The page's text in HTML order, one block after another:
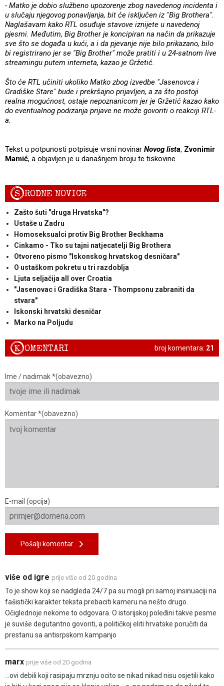
- Matko je dobio službeno upozorenje zbog navedenog incidenta i
u slučaju njegovog ponavljanja, bit će isključen iz "Big Brothera".
Naglašavam kako RTL osuđuje stavove iznijete u navedenoj
pjesmi. Međutim, Big Brother je koncipiran na način da prikazuje
sve što se događa u kući, a i da pjevanje nije bilo prikazano, bilo
bi registrirano jer se "Big Brother" može pratiti i u 24-satnom live
streamingu putem interneta, kazao je Gržetić.
Što će RTL učiniti ukoliko Matko zbog izvedbe "Jasenovca i
Gradiške Stare" bude i prekršajno prijavljen, a za što postoji
realna mogućnost, ostaje nepoznanicom jer je Gržetić kazao kako
do eventualnog podizanja prijave ne može govoriti o reakciji RTL-
a.
Tekst u potpunosti potpisuje vrsni novinar Novog lista, Zvonimir
Mamić, a objavljen je u današnjem broju te tiskovine
SRODNE NOVICE
Zašto šuti "druga Hrvatska"?
Ustaše u Zadru
Homoseksualci protiv Big Brother Beckhama
Cinkamo - Tko su tajni natjecatelji Big Brothera
Otvoreno pismo "Iskonskog hrvatskog desničara"
O ustaškom pokretu u tri razdoblja
Ljuta seljačija all over Croatia
"Jasenovac i Gradiška Stara - Thompsonu zabraniti da
stvara"
Iskonski hrvatski desničar
Marko na Poljudu
broj komentara: 21
KOMENTARI
Ime / nadimak *(obavezno)
Komentar *(obavezno)
E-mail (opcija)
Pošalji komentar
više od igre prije više od 20 godina
To je show koji se nadgleda 24/7 pa su mogli pri samoj insinuaciji na
fašistički karakter teksta prebaciti kameru na nešto drugo.
Očiglednoje nekome to odgovara. O istorijskoj poleđini takve pesme
je suviše degutantno govoriti, a političkoj eliti hrvatske poručiti da
prestanu sa antisrpskom kampanjo
marx prije više od 20 godina
...ovi debili koji rasipaju mrznju ocito se nikad nikad nisu osjetili kako